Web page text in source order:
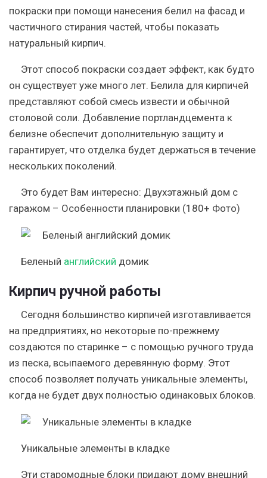
покраски при помощи нанесения белил на фасад и
частичного стирания частей, чтобы показать
натуральный кирпич.
Этот способ покраски создает эффект, как будто
он существует уже много лет. Белила для кирпичей
представляют собой смесь извести и обычной
столовой соли. Добавление портландцемента к
белизне обеспечит дополнительную защиту и
гарантирует, что отделка будет держаться в течение
нескольких поколений.
Это будет Вам интересно: Двухэтажный дом с
гаражом – Особенности планировки (180+ Фото)
Беленый английский домик
Кирпич ручной работы
Сегодня большинство кирпичей изготавливается
на предприятиях, но некоторые по-прежнему
создаются по старинке – с помощью ручного труда
из песка, всыпаемого деревянную форму. Этот
способ позволяет получать уникальные элементы,
когда не будет двух полностью одинаковых блоков.
Уникальные элементы в кладке
Эти старомодные блоки придают дому внешний